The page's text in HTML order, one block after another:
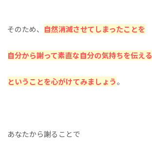
そのため、 自然消滅させてしまったことを
自分から謝って素直な自分の気持ちを伝える
ということを心がけてみましょう。
あなたから謝ることで